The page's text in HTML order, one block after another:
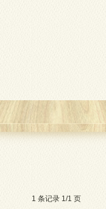
1 条记录 1/1 页